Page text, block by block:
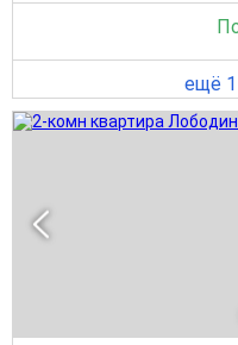
ещё